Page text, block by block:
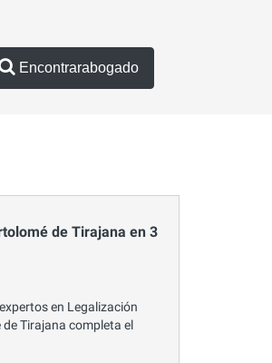
Encontrarabogado
de Tirajana en 3
en Legalización
Tirajana completa el